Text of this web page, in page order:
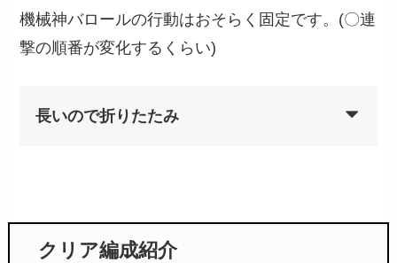
機械神バロールの行動はおそらく固定です。(〇連
撃の順番が変化するくらい)
長いので折りたたみ
クリア編成紹介